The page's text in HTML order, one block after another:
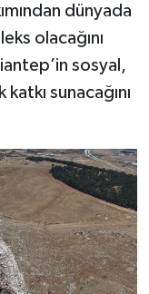
dünyada
olacağını
sosyal,
sunacağını